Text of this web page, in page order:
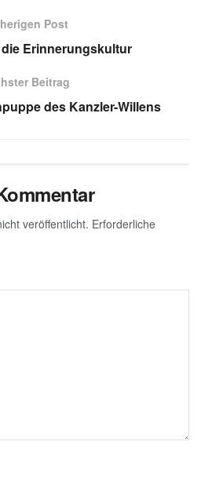
e
b
o
o
k
g
Post
Erinnerungskultur
Beitrag
des Kanzler-Willens
veröffentlicht. Erforderliche